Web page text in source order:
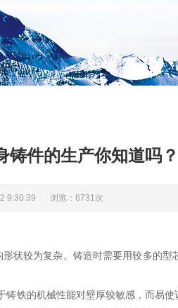
铸件的生产你知道吗？
9:30:39 浏览：6731次
较为复杂。铸造时需要用较多的型
的机械性能对壁厚较敏感，而易使